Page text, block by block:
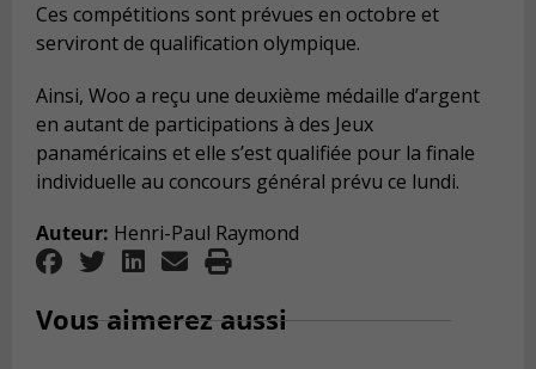
Ces compétitions sont prévues en octobre et
serviront de qualification olympique.
Ainsi, Woo a reçu une deuxième médaille d’argent
en autant de participations à des Jeux
panaméricains et elle s’est qualifiée pour la finale
individuelle au concours général prévu ce lundi.
Auteur: Henri-Paul Raymond
Vous aimerez aussi